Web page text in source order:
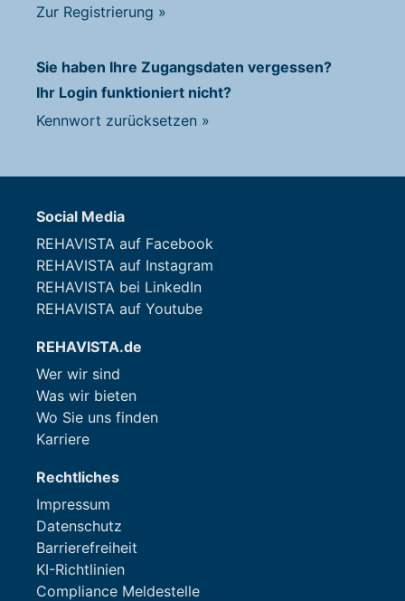
Zur Registrierung »
Sie haben Ihre Zugangsdaten vergessen?
Ihr Login funktioniert nicht?
Kennwort zurücksetzen »
Social Media
REHAVISTA auf Facebook
REHAVISTA auf Instagram
REHAVISTA bei LinkedIn
REHAVISTA auf Youtube
REHAVISTA.de
Wer wir sind
Was wir bieten
Wo Sie uns finden
Karriere
Rechtliches
Impressum
Datenschutz
Barrierefreiheit
KI-Richtlinien
Compliance Meldestelle